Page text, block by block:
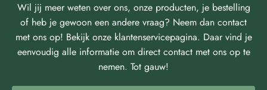
Wil jij meer weten over ons, onze producten, je bestelling
of heb je gewoon een andere vraag? Neem dan contact
met ons op! Bekijk onze klantenservicepagina. Daar vind je
eenvoudig alle informatie om direct contact met ons op te
nemen. Tot gauw!